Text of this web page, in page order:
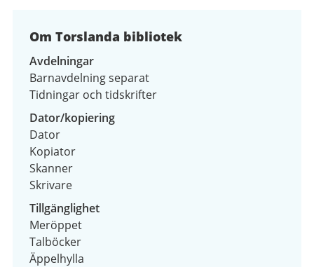
Om Torslanda bibliotek
Avdelningar
Barnavdelning separat
Tidningar och tidskrifter
Dator/kopiering
Dator
Kopiator
Skanner
Skrivare
Tillgänglighet
Meröppet
Talböcker
Äppelhylla